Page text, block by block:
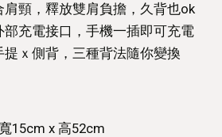
肩頸，釋放雙肩負擔，久背也ok
部充電接口，手機一插即可充電
提ｘ側背，三種背法隨你變換
15cm x 高52cm